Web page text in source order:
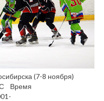
(7-8 ноября)
Время